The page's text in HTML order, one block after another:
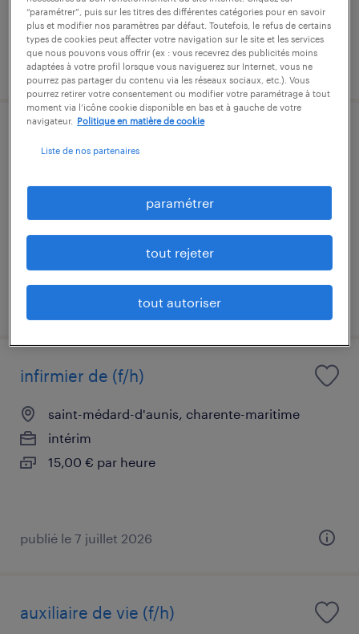
publié le 17 juillet 2026
12,31 € par heure
publié le 30 juillet 2026
infirmier de (f/h)
saint-médard-d'aunis, charente-maritime
intérim
15,00 € par heure
publié le 7 juillet 2026
auxiliaire de vie (f/h)
“paramétrer”, puis sur les titres des différentes catégories pour en savoir
plus et modifier nos paramètres par défaut. Toutefois, le refus de certains
types de cookies peut affecter votre navigation sur le site et les services
que nous pouvons vous offrir (ex : vous recevrez des publicités moins
adaptées à votre profil lorsque vous naviguerez sur Internet, vous ne
pourrez pas partager du contenu via les réseaux sociaux, etc.). Vous
pourrez retirer votre consentement ou modifier votre paramétrage à tout
moment via l’icône cookie disponible en bas et à gauche de votre
navigateur.
Politique en matière de cookie
Liste de nos partenaires
paramétrer
tout rejeter
tout autoriser